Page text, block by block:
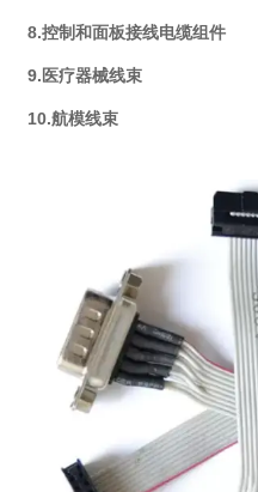
8.控制和面板接线电缆组件
9.医疗器械线束
10.航模线束